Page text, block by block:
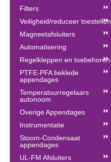
Filters
Veiligheid/reduceer toestellen
Magneetafsluiters
Automatisering
Regelkleppen en toebehoren
PTFE-PFA beklede
appendages
Temperatuurregelaars
autonoom
Overige Appendages
Instrumentatie
Stoom-Condensaat
appendages
UL-FM Afsluiters